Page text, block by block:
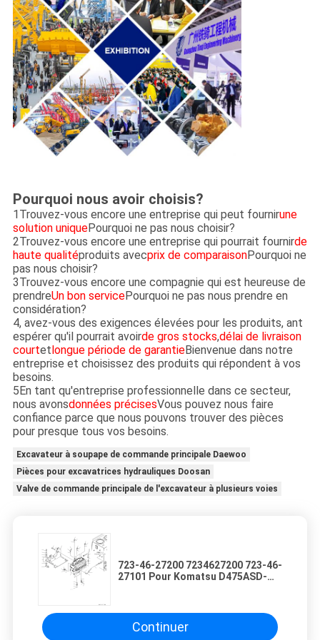
Pourquoi nous avoir choisis?
1Trouvez-vous encore une entreprise qui peut fournirune
solution uniquePourquoi ne pas nous choisir?
2Trouvez-vous encore une entreprise qui pourrait fournirde
haute qualitéproduits avecprix de comparaisonPourquoi ne
pas nous choisir?
3Trouvez-vous encore une compagnie qui est heureuse de
prendreUn bon servicePourquoi ne pas nous prendre en
considération?
4, avez-vous des exigences élevées pour les produits, ant
espérer qu'il pourrait avoirde gros stocks,délai de livraison
courtetlongue période de garantieBienvenue dans notre
entreprise et choisissez des produits qui répondent à vos
besoins.
5En tant qu'entreprise professionnelle dans ce secteur,
nous avonsdonnées précisesVous pouvez nous faire
confiance parce que nous pouvons trouver des pièces
pour presque tous vos besoins.
Excavateur à soupape de commande principale Daewoo
Pièces pour excavatrices hydrauliques Doosan
Valve de commande principale de l'excavateur à plusieurs voies
723-46-27200 7234627200 723-46-
27101 Pour Komatsu D475ASD-
principale Machinerie de
construction Pièces de rechange
Originale de haute qualité
Continuer